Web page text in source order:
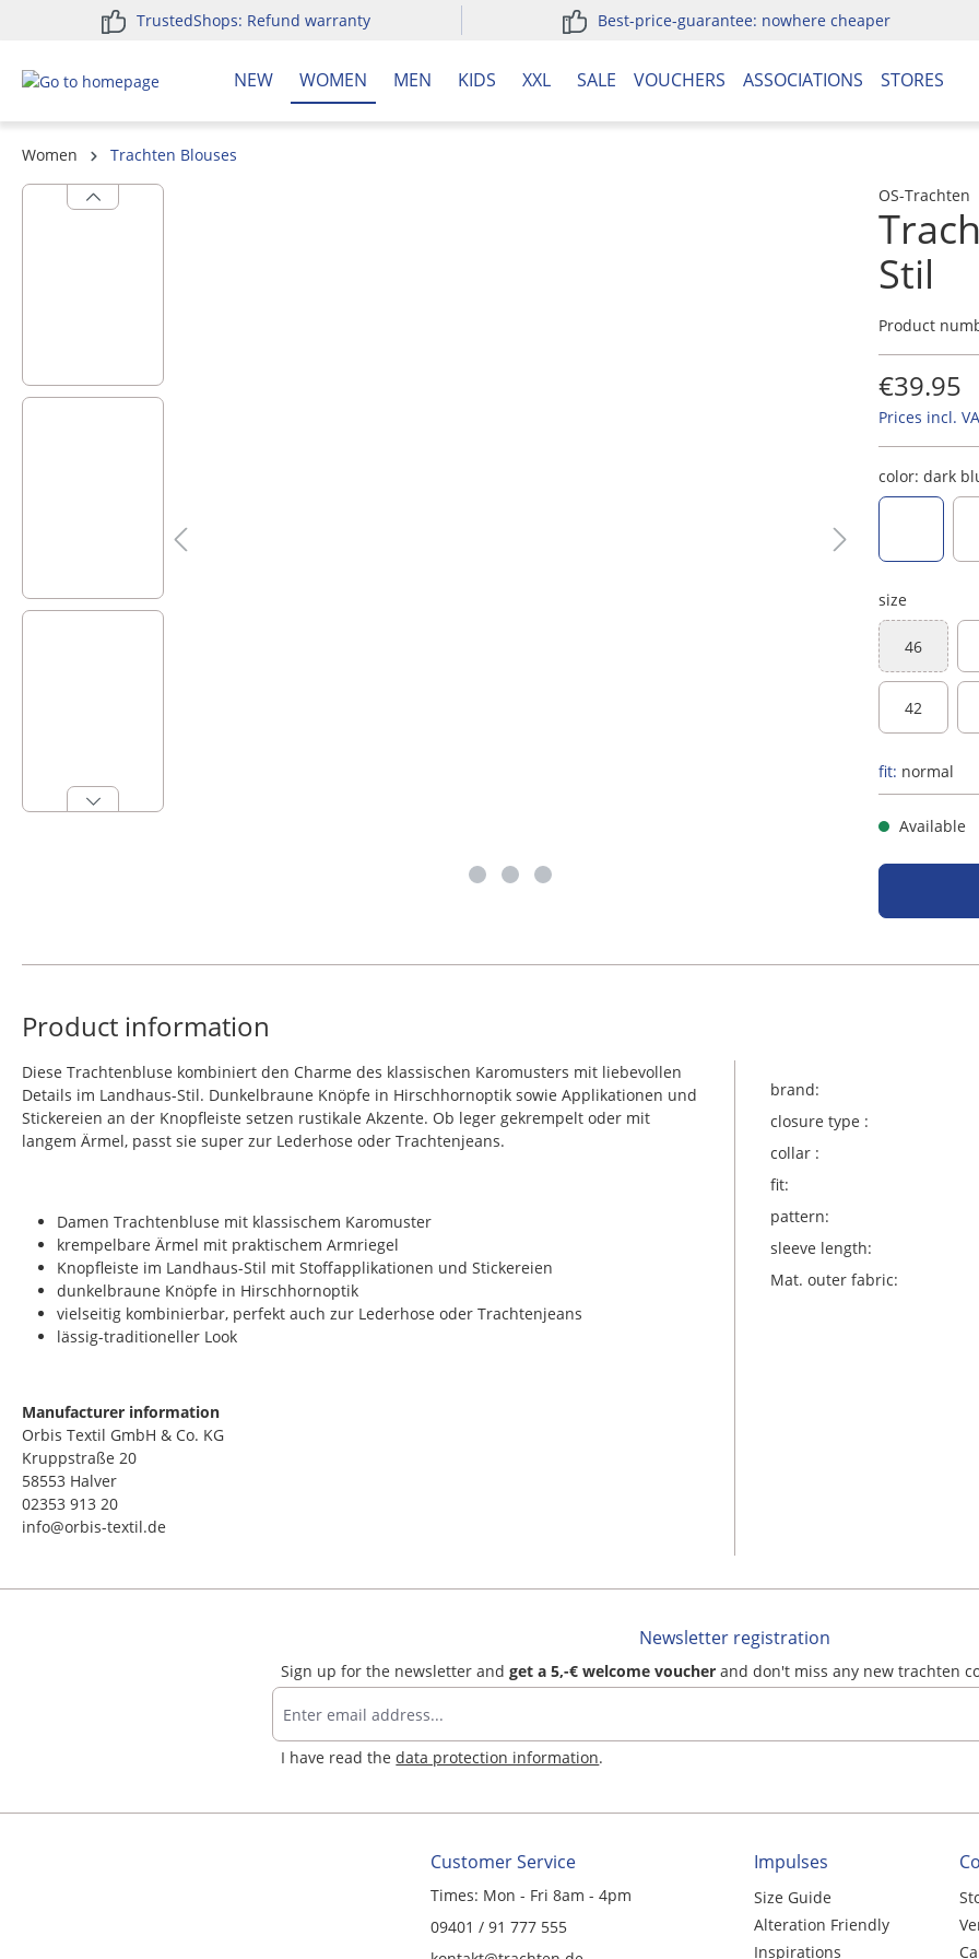
Skip to main navigation
TrustedShops: Refund warranty Best-price-guarantee: nowhere cheaper
NEW WOMEN MEN KIDS XXL SALE VOUCHERS ASSOCIATIONS STORES
Women
Trachten Blouses
Skip image gallery
OS-Trachten
Stil
Product
€39.95
Prices incl.
color: dark
size
46(This
42
fit: normal
Available
Product information
Diese Trachtenbluse kombiniert den Charme des klassischen Karomusters mit liebevollen
Details im Landhaus-Stil. Dunkelbraune Knöpfe in Hirschhornoptik sowie Applikationen und
Stickereien an der Knopfleiste setzen rustikale Akzente. Ob leger gekrempelt oder mit
langem Ärmel, passt sie super zur Lederhose oder Trachtenjeans.
Damen Trachtenbluse mit klassischem Karomuster
krempelbare Ärmel mit praktischem Armriegel
Knopfleiste im Landhaus-Stil mit Stoffapplikationen und Stickereien
dunkelbraune Knöpfe in Hirschhornoptik
vielseitig kombinierbar, perfekt auch zur Lederhose oder Trachtenjeans
lässig-traditioneller Look
Manufacturer information
Orbis Textil GmbH & Co. KG
Kruppstraße 20
58553 Halver
02353 913 20
info@orbis-textil.de
brand:
closure type :
collar :
fit:
pattern:
sleeve length:
Mat. outer fabric:
Newsletter registration
Sign up for the newsletter andget a 5,-€ welcome voucher and don't miss any new trachten
I have read thedata protection information.
Customer Service
Times: Mon - Fri 8am - 4pm
09401 / 91 777 555
Impulses
Size Guide
Alteration Friendly
Inspirations